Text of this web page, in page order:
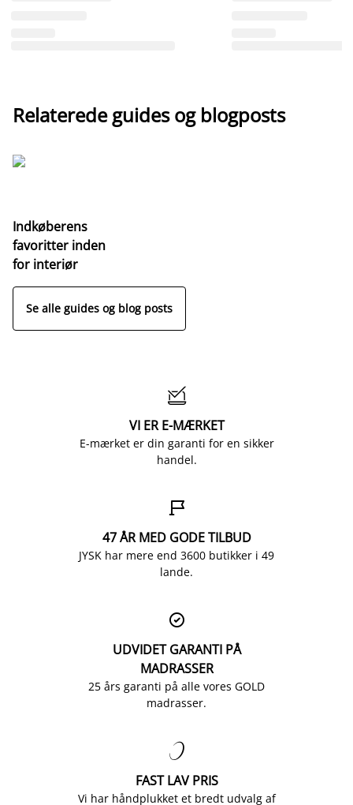
Relaterede guides og blogposts
Indkøberens
favoritter inden
for interiør
Se alle guides og blog posts

VI ER E-MÆRKET
E-mærket er din garanti for en sikker
handel.

47 ÅR MED GODE TILBUD
JYSK har mere end 3600 butikker i 49
lande.

UDVIDET GARANTI PÅ
MADRASSER
25 års garanti på alle vores GOLD
madrasser.

FAST LAV PRIS
Vi har håndplukket et bredt udvalg af